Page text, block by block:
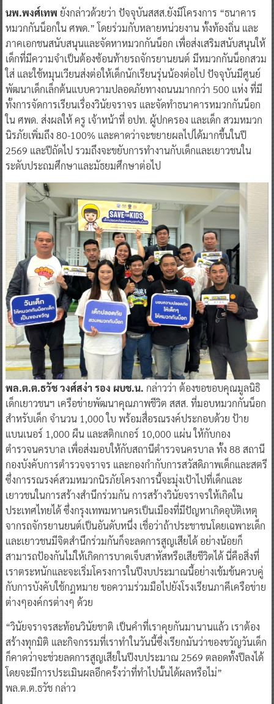
นพ.พงศ์เทพ ยังกล่าวด้วยว่า ปัจจุบันสสส.ยังมีโครงการ “ธนาคาร
หมวกกันน็อกใน ศพด.” โดยร่วมกับหลายหน่วยงาน ทั้งท้องถิ่น และ
ภาคเอกชนสนับสนุนและจัดหาหมวกกันน็อก เพื่อส่งเสริมสนับสนุนให้
เด็กที่มีความจำเป็นต้องซ้อนท้ายรถจักรยานยนต์ มีหมวกกันน็อกสวม
ใส่ และใช้หมุนเวียนส่งต่อให้เด็กนักเรียนรุ่นน้องต่อไป ปัจจุบันมีศูนย์
พัฒนาเด็กเล็กต้นแบบความปลอดภัยทางถนนมากกว่า 500 แห่ง ที่มี
ทั้งการจัดการเรียนเรื่องวินัยจราจร และจัดทำธนาคารหมวกกันน็อก
ใน ศพด. ส่งผลให้ ครู เจ้าหน้าที่ อปท. ผู้ปกครอง และเด็ก สวมหมวก
นิรภัยเพิ่มถึง 80-100% และคาดว่าจะขยายผลไปได้มากขึ้นในปี
2569 และปีถัดไป รวมถึงจะขยับการทำงานกับเด็กและเยาวชนใน
ระดับประถมศึกษาและมัธยมศึกษาต่อไป
พล.ต.ต.ธวัช วงศ์สง่า รอง ผบช.น. กล่าวว่า ต้องขอขอบคุณมูลนิธิ
เด็กเยาวชนฯ เครือข่ายพัฒนาคุณภาพชีวิต สสส. ที่มอบหมวกกันน็อก
สำหรับเด็ก จำนวน 1,000 ใบ พร้อมสื่อรณรงค์ประกอบด้วย ป้าย
แบนเนอร์ 1,000 ผืน และสติกเกอร์ 10,000 แผ่น ให้กับกอง
ตำรวจนครบาล เพื่อส่งมอบให้กับสถานีตำรวจนครบาล ทั้ง 88 สถานี
กองบังคับการตำรวจจราจร และกองกำกับการสวัสดิภาพเด็กและสตรี
ซึ่งการรณรงค์สวมหมวกนิรภัยโครงการนี้จะมุ่งเป้าไปที่เด็กและ
เยาวชนในการสร้างสำนึกร่วมกัน การสร้างวินัยจราจรให้เกิดใน
ประเทศไทยได้ ซึ่งกรุงเทพมหานครเป็นเมืองที่มีปัญหาเกิดอุบัติเหตุ
จากรถจักรยานยนต์เป็นอันดับหนึ่ง เชื่อว่าถ้าประชาชนโดยเฉพาะเด็ก
และเยาวชนมีจิตสำนึกร่วมกันก็จะลดการสูญเสียได้ อย่างน้อยก็
สามารถป้องกันไม่ให้เกิดการบาดเจ็บสาหัสหรือเสียชีวิตได้ นี่คือสิ่งที่
เราตระหนักและจะเริ่มโครงการในปีงบประมาณนี้อย่างเข้มข้นควบคู่
กับการบังคับใช้กฎหมาย ขอความร่วมมือไปยังโรงเรียนภาคีเครือข่าย
ต่างๆองค์กรต่างๆ ด้วย
“วินัยจราจรสะท้อนวินัยชาติ เป็นคำที่เราคุยกันมานานแล้ว เราต้อง
สร้างทุกมิติ และกิจกรรมที่เราทำในวันนี้ซึ่งเรียกมันว่าของขวัญวันเด็ก
ก็คาดว่าจะช่วยลดการสูญเสียในปีงบประมาณ 2569 ตลอดทั้งปีลงได้
โดยจะมีการประเมินผลอีกครั้งว่าที่ทำไปนั้นได้ผลหรือไม่”
พล.ต.ต.ธวัช กล่าว